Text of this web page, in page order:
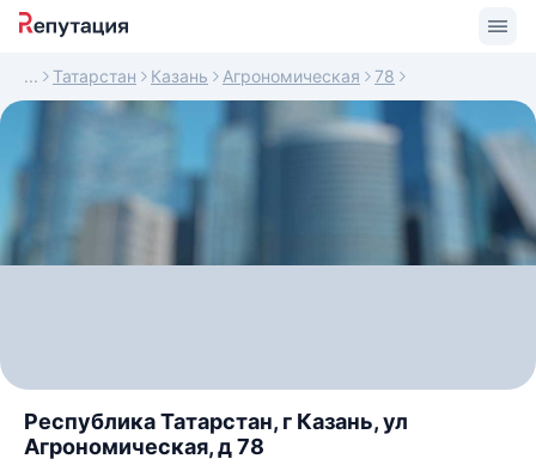
Татарстан Казань Агрономическая 78
Республика Татарстан, г Казань, ул
Агрономическая, д 78